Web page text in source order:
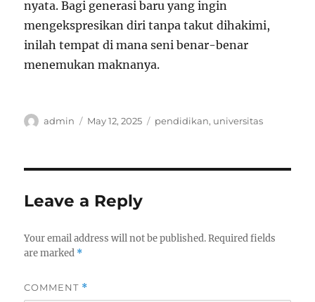
nyata. Bagi generasi baru yang ingin
mengekspresikan diri tanpa takut dihakimi,
inilah tempat di mana seni benar-benar
menemukan maknanya.
Author
admin
Posted
May 12, 2025 Categories
pendidikan, universitas
Leave a Reply
Your email address will not be published. Required fields
are marked *
COMMENT *